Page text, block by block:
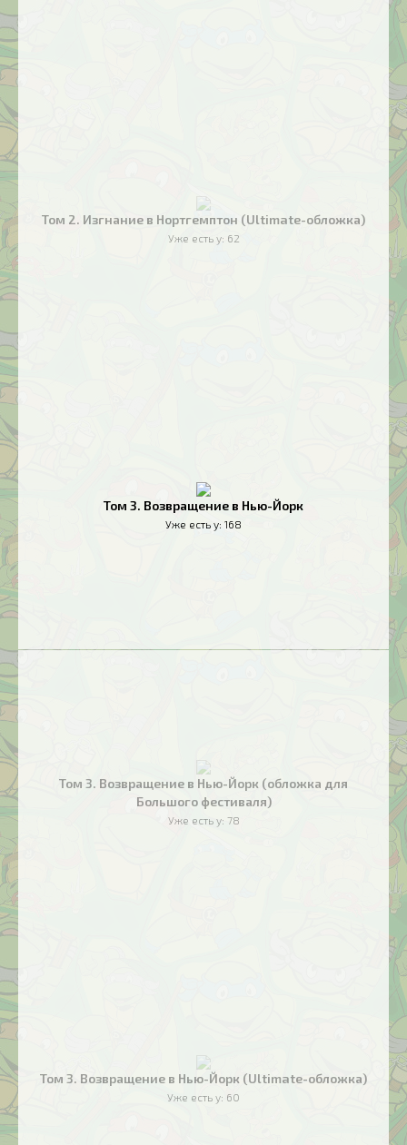
Том 2. Изгнание в Нортгемптон (Ultimate-обложка)
Уже есть у: 62
Том 3. Возвращение в Нью-Йорк
Уже есть у: 168
Том 3. Возвращение в Нью-Йорк (обложка для
Большого фестиваля)
Уже есть у: 78
Том 3. Возвращение в Нью-Йорк (Ultimate-обложка)
Уже есть у: 60